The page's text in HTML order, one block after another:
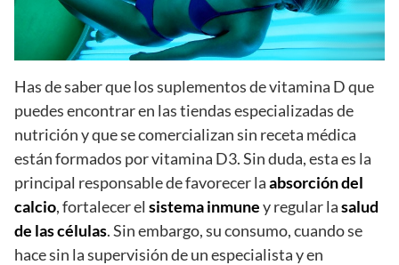
Has de saber que los suplementos de vitamina D que
puedes encontrar en las tiendas especializadas de
nutrición y que se comercializan sin receta médica
están formados por vitamina D3. Sin duda, esta es la
principal responsable de favorecer laabsorción del
calcio, fortalecer el sistema inmuney regular lasalud
de las células. Sin embargo, su consumo, cuando se
hace sin la supervisión de un especialista y en